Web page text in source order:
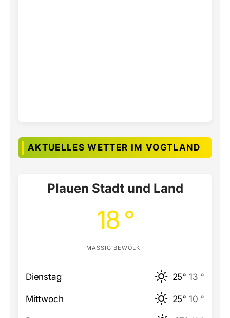
AKTUELLES WETTER IM VOGTLAND
Plauen Stadt und Land
18 °
MÄSSIG BEWÖLKT
Dienstag 25° 13 °
Mittwoch 25° 10 °